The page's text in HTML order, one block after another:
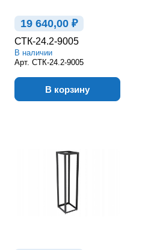
19 640,00 ₽
СТК-24.2-9005
В наличии
Арт. СТК-24.2-9005
В корзину